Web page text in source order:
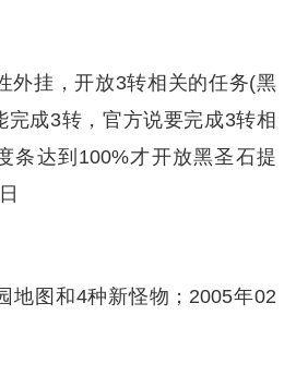
外挂，开放3转相关的任务(黑
完成3转，官方说要完成3转相
条达到100%才开放黑圣石提
地图和4种新怪物；2005年02